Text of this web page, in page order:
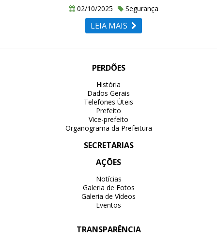
02/10/2025 Segurança
LEIA MAIS
PERDÕES
História
Dados Gerais
Telefones Úteis
Prefeito
Vice-prefeito
Organograma da Prefeitura
SECRETARIAS
AÇÕES
Notícias
Galeria de Fotos
Galeria de Vídeos
Eventos
TRANSPARÊNCIA